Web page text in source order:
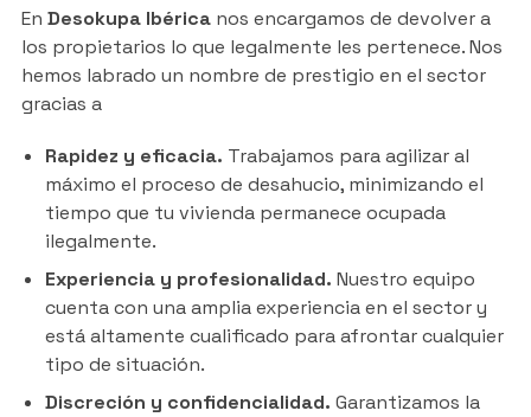
En Desokupa Ibérica nos encargamos de devolver a
los propietarios lo que legalmente les pertenece. Nos
hemos labrado un nombre de prestigio en el sector
gracias a
Rapidez y eficacia. Trabajamos para agilizar al
máximo el proceso de desahucio, minimizando el
tiempo que tu vivienda permanece ocupada
ilegalmente.
Experiencia y profesionalidad. Nuestro equipo
cuenta con una amplia experiencia en el sector y
está altamente cualificado para afrontar cualquier
tipo de situación.
Discreción y confidencialidad. Garantizamos la